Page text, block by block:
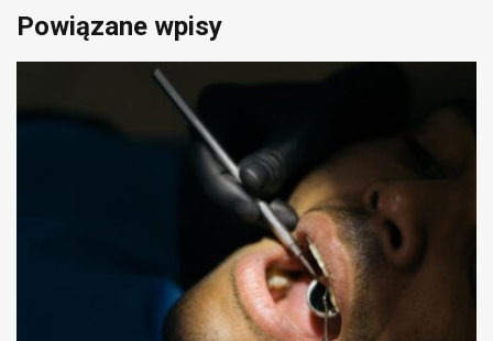
Powiązane wpisy